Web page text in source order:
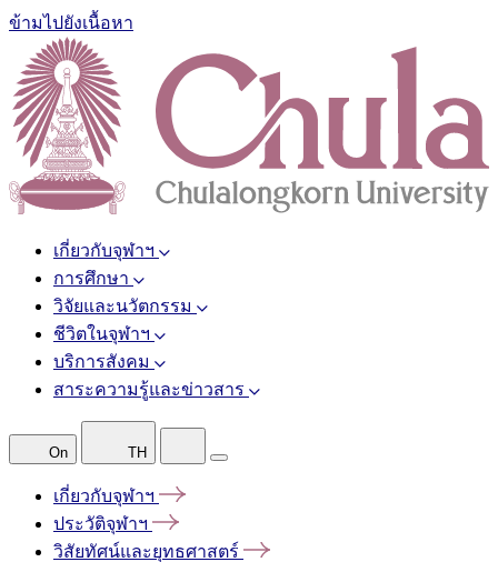
ข้ามไปยังเนื้อหา
เกี่ยวกับจุฬาฯ
การศึกษา
วิจัยและนวัตกรรม
ชีวิตในจุฬาฯ
บริการสังคม
สาระความรู้และข่าวสาร
On TH
เกี่ยวกับจุฬาฯ
ประวัติจุฬาฯ
วิสัยทัศน์และยุทธศาสตร์